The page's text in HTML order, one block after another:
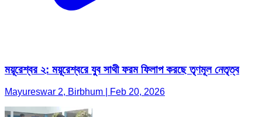
ময়ূরেশ্বর ২: ময়ূরেশ্বরে যুব সাথী ফরম ফিলাপ করছে তৃণমূল নেতৃত্ব
Mayureswar 2, Birbhum | Feb 20, 2026